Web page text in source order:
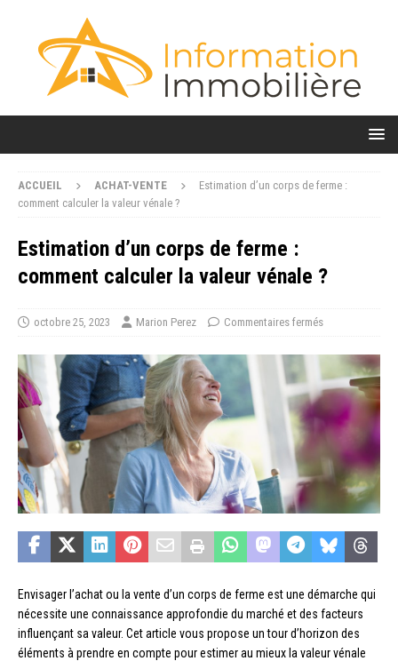
ACCUEIL ACHAT-VENTE
Estimation d’un corps de ferme :
comment calculer la valeur vénale ?
Estimation d’un corps de ferme :
comment calculer la valeur vénale ?
octobre 25, 2023 Marion Perez Commentaires fermés
Envisager l’achat ou la vente d’un corps de ferme est une démarche qui
nécessite une connaissance approfondie du marché et des facteurs
influençant sa valeur. Cet article vous propose un tour d’horizon des
éléments à prendre en compte pour estimer au mieux la valeur vénale